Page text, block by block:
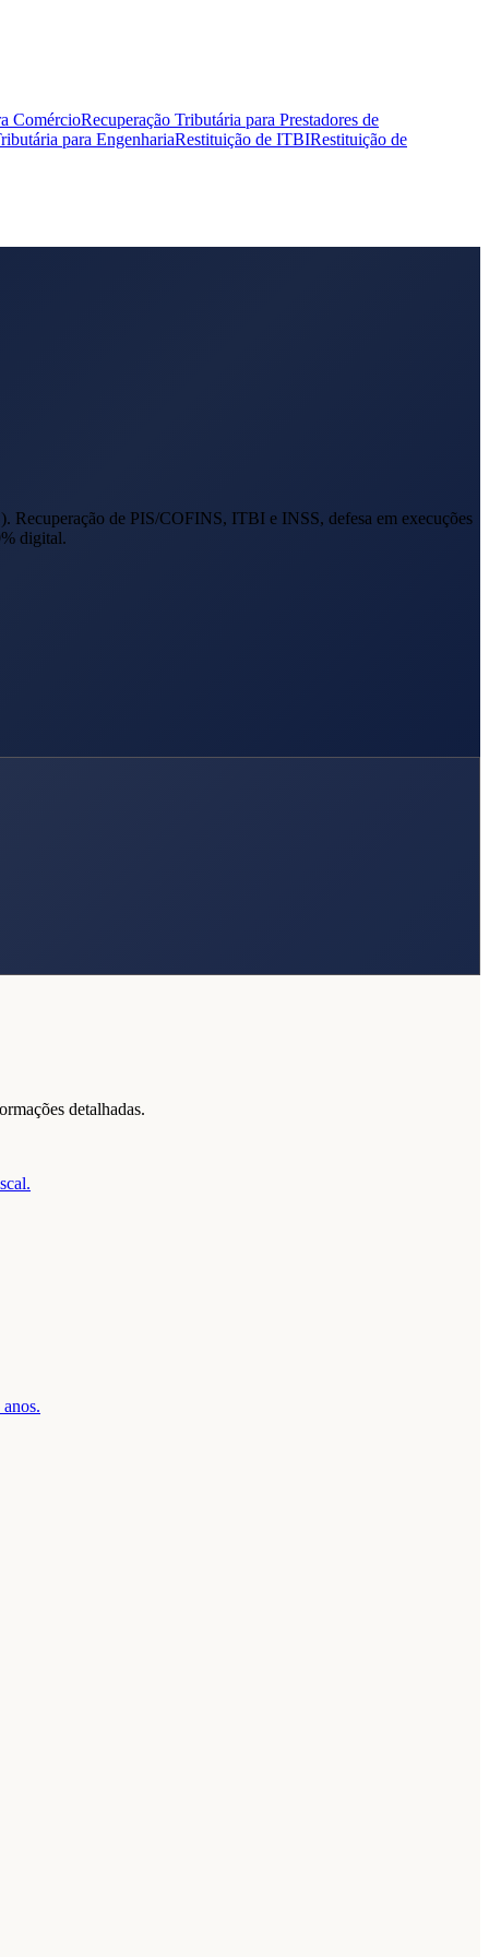
ComércioRecuperação Tributária para Prestadores de
para EngenhariaRestituição de ITBIRestituição de
). Recuperação de PIS/COFINS, ITBI e INSS, defesa em execuções
digital.
detalhadas.